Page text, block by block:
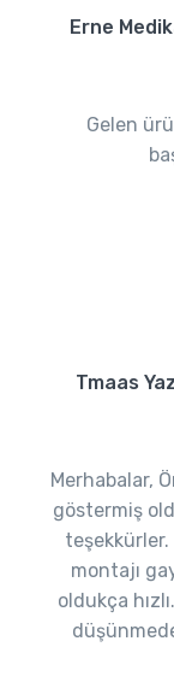
Erne
Gelen
Tmaas
Merhabalar,
göstermiş
montajı
oldukça